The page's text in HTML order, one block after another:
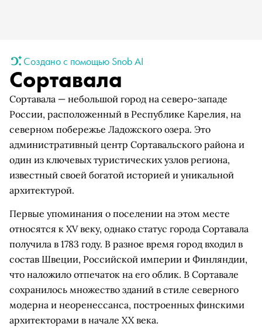
Создано с помощью Snob AI
Сортавала
Сортавала — небольшой город на северо-западе
России, расположенный в Республике Карелия, на
северном побережье Ладожского озера. Это
административный центр Сортавальского района и
один из ключевых туристических узлов региона,
известный своей богатой историей и уникальной
архитектурой.
Первые упоминания о поселении на этом месте
относятся к XV веку, однако статус города Сортавала
получила в 1783 году. В разное время город входил в
состав Швеции, Российской империи и Финляндии,
что наложило отпечаток на его облик. В Сортавале
сохранилось множество зданий в стиле северного
модерна и неоренессанса, построенных финскими
архитекторами в начале XX века.